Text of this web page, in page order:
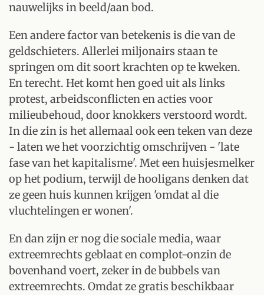
nauwelijks in beeld/aan bod.
Een andere factor van betekenis is die van de
geldschieters. Allerlei miljonairs staan te
springen om dit soort krachten op te kweken.
En terecht. Het komt hen goed uit als links
protest, arbeidsconflicten en acties voor
milieubehoud, door knokkers verstoord wordt.
In die zin is het allemaal ook een teken van deze
- laten we het voorzichtig omschrijven - 'late
fase van het kapitalisme'. Met een huisjesmelker
op het podium, terwijl de hooligans denken dat
ze geen huis kunnen krijgen 'omdat al die
vluchtelingen er wonen'.
En dan zijn er nog die sociale media, waar
extreemrechts geblaat en complot-onzin de
bovenhand voert, zeker in de bubbels van
extreemrechts. Omdat ze gratis beschikbaar